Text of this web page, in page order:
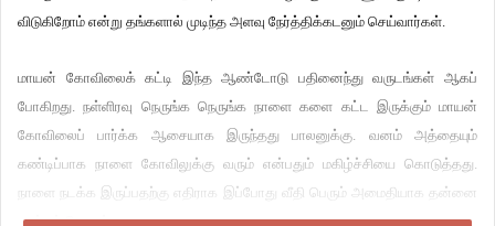
விடுகிறோம் என்று தங்களால் முடிந்த அளவு நேர்த்திக்கடனும் செய்வார்கள்.
மாயன் கோவிலைக் கட்டி இந்த ஆண்டோடு பதினைந்து வருடங்கள் ஆகப்
போகிறது. நள்ளிரவு நெருங்க நெருங்க நாளை களை கட்ட இருக்கும் மாயன்
கோவிலைப் பார்க்க ஆசையாக இருந்தது பாலனுக்கு. வனம் அத்தையும்
கண்டிப்பாக நாளை கோவிலுக்கு வரும் என்பதும் மகிழ்ச்சியை கொடுத்தது.
நாளை நடக்க இருப்பதற்கு எதிராக இப்போது வீதி பெரும் அமைதியாக தன்னை
காட்டிக் கொண்டது.